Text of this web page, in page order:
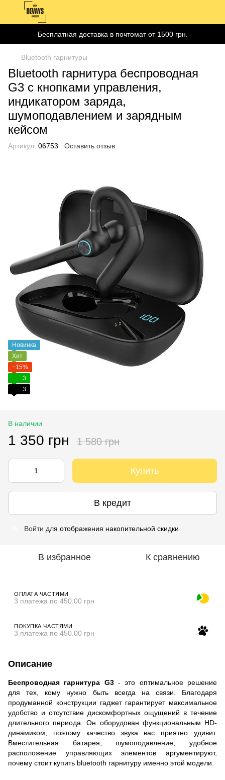
Бесплатная доставка в почтомат от 1500 грн.
Bluetooth гарнитуры
Bluetooth гарнитура беспроводная
G3 с кнопками управления,
индикатором заряда,
шумоподавлением и зарядным
кейсом
Артикул: 06753 Оставить отзыв
Новинка
Хит
−15%
3
3
В наличии
1 350 грн 1 580 грн
Купить
В кредит
Войти для отображения накопительной скидки
В избранное К сравнению
ОПЛАТА ЧАСТЯМИ
3 платежа по 450.00 грн
ПОКУПКА ЧАСТЯМИ
3 платежа по 450.00 грн
Описание
Беспроводная гарнитура G3- это оптимальное решение
для тех, кому нужно быть всегда на связи. Благодаря
продуманной конструкции гаджет гарантирует максимальное
удобство и отсутствие дискомфортных ощущений в течение
длительного периода. Он оборудован функциональным HD-
динамиком, поэтому качество звука вас приятно удивит.
Вместительная батарея, шумоподавление, удобное
расположение управляющих элементов аргументируют,
почему стоит купить bluetooth гарнитуру именно этой модели.